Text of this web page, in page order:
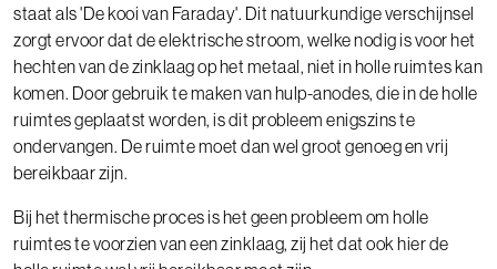
staat als 'De kooi van Faraday'. Dit natuurkundige verschijnsel
zorgt ervoor dat de elektrische stroom, welke nodig is voor het
hechten van de zinklaag op het metaal, niet in holle ruimtes kan
komen. Door gebruik te maken van hulp-anodes, die in de holle
ruimtes geplaatst worden, is dit probleem enigszins te
ondervangen. De ruimte moet dan wel groot genoeg en vrij
bereikbaar zijn.
Bij het thermische proces is het geen probleem om holle
ruimtes te voorzien van een zinklaag, zij het dat ook hier de